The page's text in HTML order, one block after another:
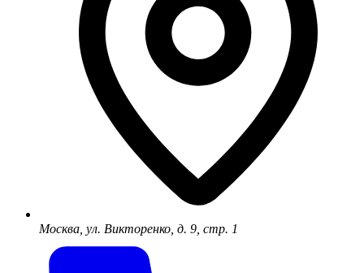
Москва, ул. Викторенко, д. 9, стр. 1